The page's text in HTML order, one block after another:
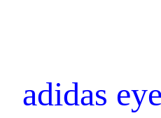
adidas